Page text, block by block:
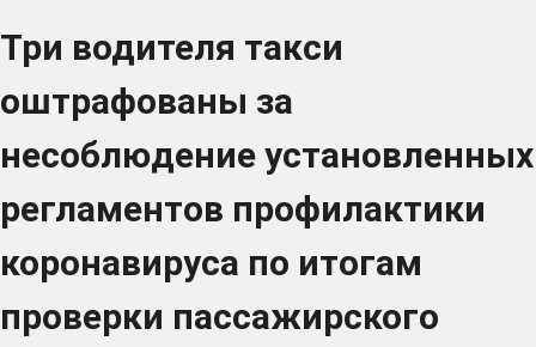
Три водителя такси
оштрафованы за
несоблюдение установленных
регламентов профилактики
коронавируса по итогам
проверки пассажирского